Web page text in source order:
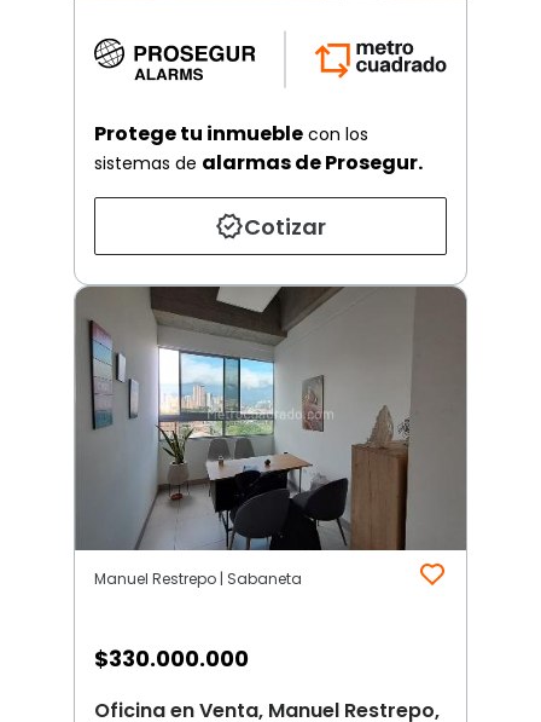
Protege tu inmueble con los
sistemas de alarmas de Prosegur.
Cotizar
Manuel Restrepo | Sabaneta
$330.000.000
Oficina en Venta, Manuel Restrepo,